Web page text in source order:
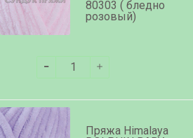
80303 ( бледно
розовый)
Пряжа Himalaya